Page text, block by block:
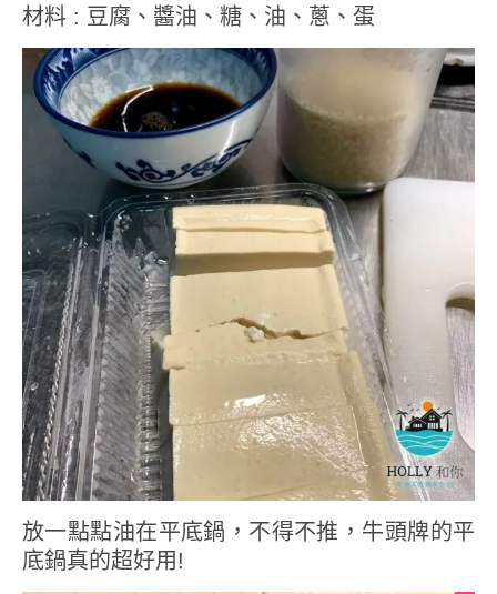
材料 : 豆腐、醬油、糖、油、蔥、蛋
放一點點油在平底鍋，不得不推，牛頭牌的平
底鍋真的超好用!